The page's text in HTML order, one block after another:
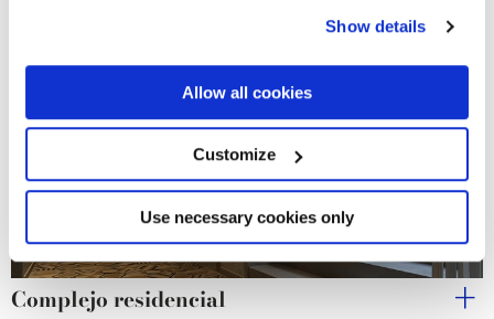
If you allow, we would also like to:
Collect information about your geographical
location which can be accurate to within several
Identify your device by actively scanning it for
specific characteristics (fingerprinting)
Find out more about how your personal data is processed
and set your preferences in thedetails section.
We use cookies to personalise content and ads, to
Show details
Allow all cookies
Customize
Use necessary cookies only
MINIATURE SCULTOREA
DARK DIAMOND
Proyectos
Complejo residencial